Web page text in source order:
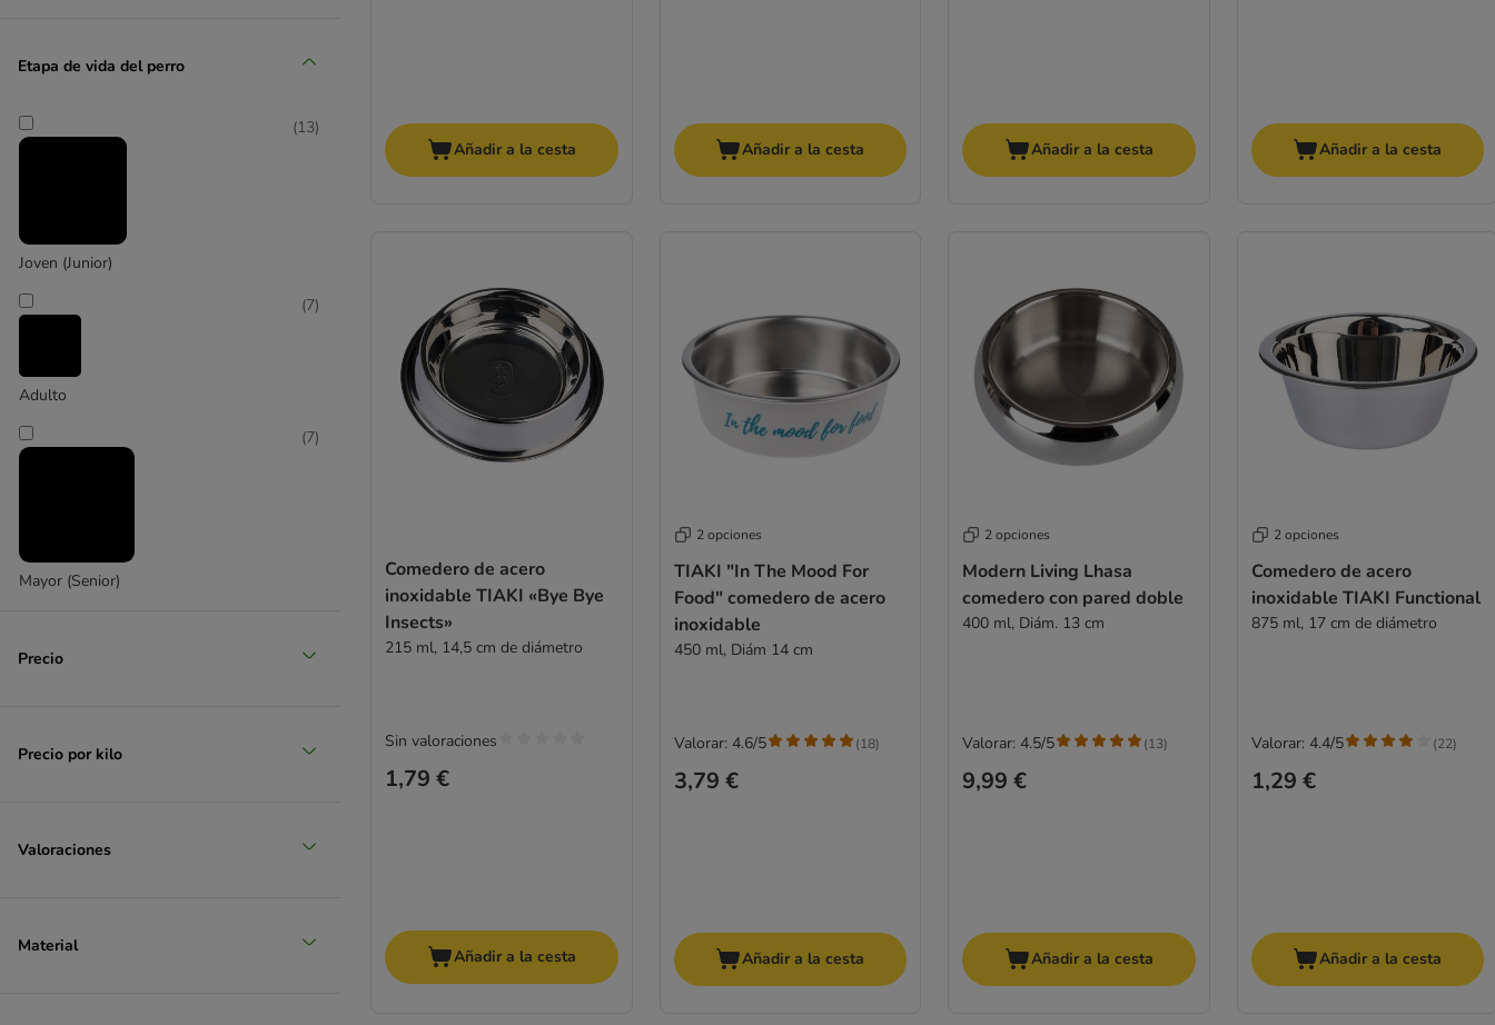
Etapa de vida del perro
Joven (Junior)
(13)
Adulto
(7)
Mayor (Senior)
(7)
Precio
Precio por kilo
Valoraciones
Material
Añadir a la cesta Añadir a la cesta Añadir a la cesta Añadir a la cesta
Comedero de acero
inoxidable TIAKI «Bye Bye
Insects»
215 ml, 14,5 cm de diámetro
1,79 €
Sin valoraciones
Añadir a la cesta
2 opciones
TIAKI "In The Mood For
Food" comedero de acero
inoxidable
450 ml, Diám 14 cm
3,79 €
Valorar: 4.6/5 (18)
Añadir a la cesta
2 opciones
Modern Living Lhasa
comedero con pared doble
400 ml, Diám. 13 cm
9,99 €
Valorar: 4.5/5 (13)
Añadir a la cesta
2 opciones
Comedero de acero
inoxidable TIAKI Functional
875 ml, 17 cm de diámetro
1,29 €
Valorar: 4.4/5 (22)
Añadir a la cesta